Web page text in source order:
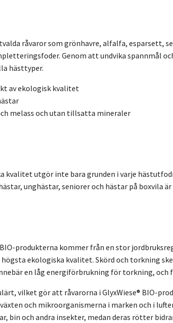
råvaror som grönhavre, alfalfa,
Genom att undvika spannmål
hästtyper.
av ekologisk kvalitet
melass och utan tillsatta mineraler
kvalitet utgör inte bara grunden i varje
unghästar, seniorer och hästar på boxvila
produkterna kommer från en stor
ekologiska kvalitet. Skörd och torkning
en låg energiförbrukning för torkning,
vilket gör att råvarorna i GlyxWiese® BIO-
och mikroorganismerna i marken och i
bin och andra insekter, medan deras rötter